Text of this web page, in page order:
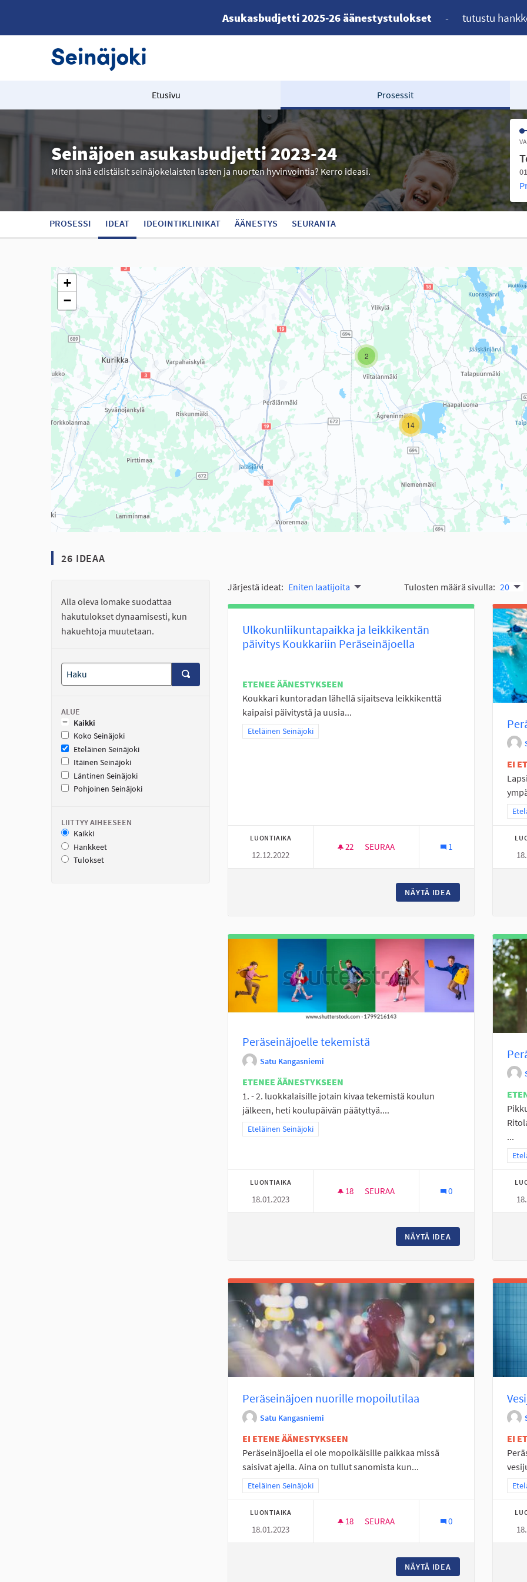
Asukasbudjetti 2025-26 äänestystulokset - tutustu
Etusivu Prosessit
Seinäjoen asukasbudjetti 2023-24
Miten sinä edistäisit seinäjokelaisten lasten ja nuorten hyvinvointia? Kerro ideasi.
PROSESSI IDEAT IDEOINTIKLINIKAT ÄÄNESTYS SEURANTA
Seuraavassa elementissä on kartta, joka esittää tämän sivun tietueet karttapisteinä. Elementtiä voi käyttää
2
14
+
−
26 IDEAA
Alla oleva lomake suodattaa
hakutulokset dynaamisesti, kun
hakuehtoja muutetaan.
ALUE
Kaikki
Koko Seinäjoki
Eteläinen Seinäjoki
Itäinen Seinäjoki
Läntinen Seinäjoki
Pohjoinen Seinäjoki
LIITTYY AIHEESEEN
Kaikki
Hankkeet
Tulokset
Järjestä ideat: Eniten laatijoita Tulosten määrä sivulla: 20
Ulkokunliikuntapaikka ja leikkikentän
päivitys Koukkariin Peräseinäjoella
ETENEE ÄÄNESTYKSEEN
Koukkari kuntoradan lähellä sijaitseva leikkikenttä
kaipaisi päivitystä ja uusia...
Rajaa tulokset teeman mukaan: Eteläinen Seinäjoki
Eteläinen Seinäjoki
LUONTIAIKA
12.12.2022
22 22 SEURAAJAA
SEURAA
ULKOKUNLIIKUNTAPAIKKA JA
1
NÄYTÄ IDEA
EI
Peräseinäjoelle tekemistä
Satu Kangasniemi
ETENEE ÄÄNESTYKSEEN
1. - 2. luokkalaisille jotain kivaa tekemistä koulun
jälkeen, heti koulupäivän päätyttyä....
Rajaa tulokset teeman mukaan: Eteläinen Seinäjoki
Eteläinen Seinäjoki
LUONTIAIKA
18.01.2023
18 18 SEURAAJAA
SEURAA 0
NÄYTÄ IDEA
...
Peräseinäjoen nuorille mopoilutilaa
Satu Kangasniemi
EI ETENE ÄÄNESTYKSEEN
Peräseinäjoella ei ole mopoikäisille paikkaa missä
saisivat ajella. Aina on tullut sanomista kun...
Rajaa tulokset teeman mukaan: Eteläinen Seinäjoki
Eteläinen Seinäjoki
LUONTIAIKA
18.01.2023
18 18 SEURAAJAA
SEURAA
PERÄSEINÄJOEN NUORILLE MOPOILUTILAA
0
NÄYTÄ IDEA
EI